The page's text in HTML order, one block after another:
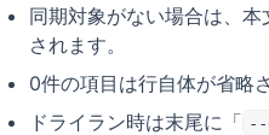
同期対象がない場合は、本
されます。
0件の項目は行自体が省略
ドライラン時は末尾に「 --